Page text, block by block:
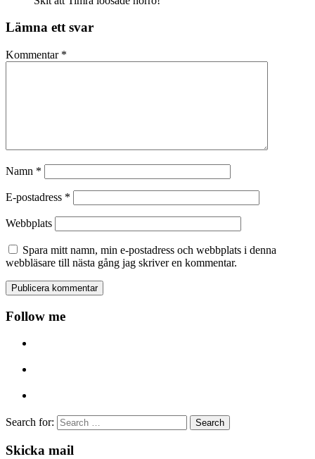
Lämna ett svar
Kommentar *
Namn *
E-postadress *
Webbplats
Spara mitt namn, min e-postadress och webbplats i denna
webbläsare till nästa gång jag skriver en kommentar.
Follow me
Search for:
Skicka mail